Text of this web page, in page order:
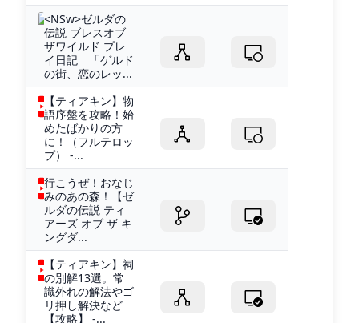
<NSw>ゼルダの
伝説 ブレスオブ
ザワイルド プレ
イ日記 「ゲルド
の街、恋のレッ...
【ティアキン】物
語序盤を攻略！始
めたばかりの方
に！（フルテロッ
プ） -...
行こうぜ！おなじ
みのあの森！【ゼ
ルダの伝説 ティ
アーズ オブ ザ キ
ングダ...
【ティアキン】祠
の別解13選。常
識外れの解法やゴ
リ押し解決など
【攻略】 -...